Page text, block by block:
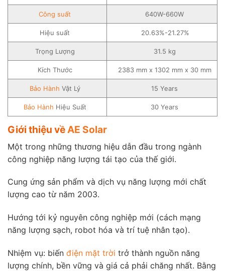
Công suất 640W-660W
Hiệu suất 20.63%-21.27%
Trọng Lượng 31.5 kg
Kích Thước 2383 mm x 1302 mm x 30 mm
Bảo Hành Vật Lý 15 Years
Bảo Hành Hiệu Suất 30 Years
Giới thiệu vềAE Solar
Một trong những thương hiệu dẫn đầu trong ngành
công nghiệp năng lượng tái tạo của thế giới.
Cung ứng sản phẩm và dịch vụ năng lượng mới chất
lượng cao từ năm 2003.
Hướng tới kỷ nguyên công nghiệp mới (cách mạng
năng lượng sạch, robot hóa và trí tuệ nhân tạo).
Nhiệm vụ: biến điện mặt trời trở thành nguồn năng
lượng chính, bền vững và giá cả phải chăng nhất. Bằng